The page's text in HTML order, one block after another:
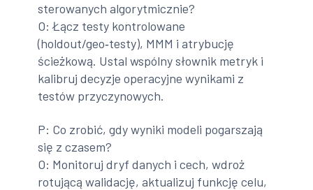
sterowanych algorytmicznie?
O: Łącz testy kontrolowane
(holdout/geo‑testy), MMM i atrybucję
ścieżkową. Ustal wspólny słownik metryk i
kalibruj decyzje operacyjne wynikami z
testów przyczynowych.
P: Co zrobić, gdy wyniki modeli pogarszają
się z czasem?
O: Monitoruj dryf danych i cech, wdroż
rotującą walidację, aktualizuj funkcję celu,